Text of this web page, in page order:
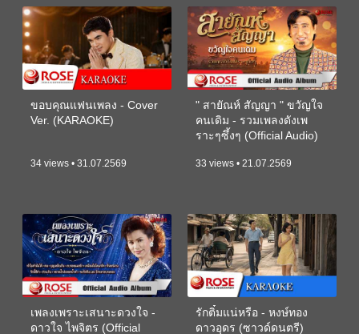
ขอบคุณแฟนเพลง - Cover
Ver. (KARAOKE)
34 views • 31.07.2569
" สายัณห์ สัญญา " ขวัญใจ
คนเดิม - รวมเพลงดังเพ
ราะๆซึ้งๆ (Official Audio)
33 views • 21.07.2569
เพลงเพราะเสนาะดวงใจ -
ดาวใจ ไพจิตร (Official
รักติ๋มแน่หรือ - หงษ์ทอง
ดาวอุดร (ซาวด์ดนตรี)